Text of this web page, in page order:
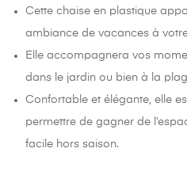
Cette chaise en plastique
ambiance de vacances à
Elle accompagnera vos
dans le jardin ou bien à la
Confortable et élégante, elle
permettre de gagner de
facile hors saison.